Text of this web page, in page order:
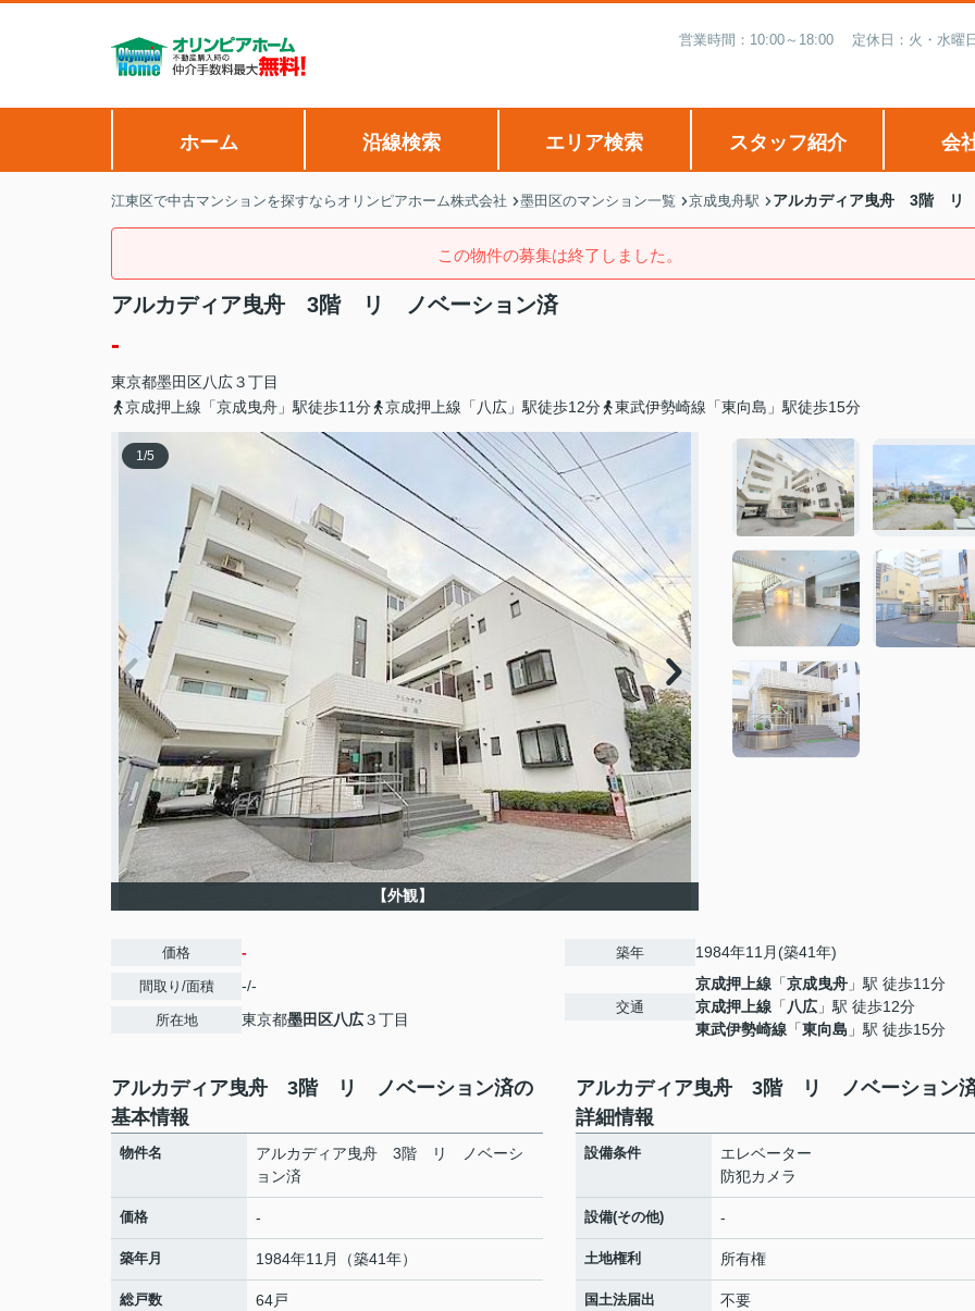
営業時間：10:00～18:00 定休日：火・水曜
ホーム 沿線検索 エリア検索 スタッフ紹介 会
江東区で中古マンションを探すならオリンピアホーム株式会社 墨田区のマンション一覧 京成曳舟駅 アルカディア曳舟 3階 リ
この物件の募集は終了しました。
アルカディア曳舟 3階 リ ノベーション済
-
東京都墨田区八広３丁目
京成押上線「京成曳舟」駅徒歩11分
京成押上線「八広」駅徒歩12分 東武伊勢崎線「東向島」駅徒歩15分
1/5
【外観】
価格 -
間取り/面積 -/-
所在地 東京都墨田区八広３丁目
築年 1984年11月(築41年)
交通
京成押上線 「京成曳舟 」駅 徒歩11分
京成押上線 「 八広 」駅 徒歩12分
東武伊勢崎線 「東向島 」駅 徒歩15分
アルカディア曳舟 3階 リ ノベーション済の
基本情報
物件名
アルカディア曳舟 3階 リ ノベーシ
ョン済
価格 -
築年月 1984年11月（築41年）
総戸数 64戸
アルカディア曳舟 3階 リ ノベーション
詳細情報
設備条件
エレベーター
防犯カメラ
設備(その他) -
土地権利 所有権
国土法届出 不要